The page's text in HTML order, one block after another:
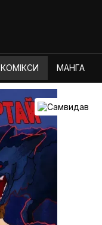
КОМІКСИ МАНГА